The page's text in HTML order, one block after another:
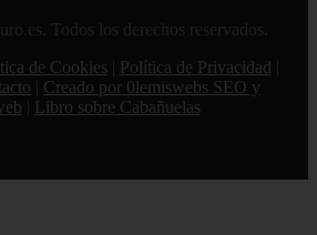
Todos los derechos reservados.
de Cookies Política de Privacidad
Creado por 0lemiswebs SEO y
Libro sobre Cabañuelas